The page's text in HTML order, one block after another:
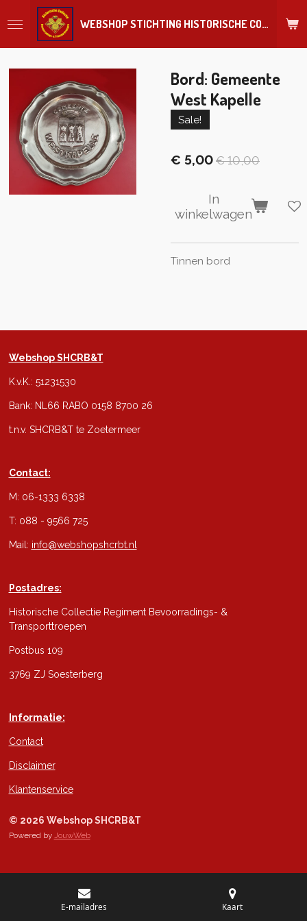
direct
WEBSHOP STICHTING HISTORISCHE COLLECTIE REGIMENT
Bord: Gemeente
West Kapelle
Sale!
€ 5,00 € 10,00
In
winkelwagen
Tinnen bord
Webshop SHCRB&T
K.v.K.: 51231530
Bank: NL66 RABO 0158 8700 26
t.n.v. SHCRB&T te Zoetermeer
Contact:
M: 06-1333 6338
T: 088 - 9566 725
Mail: info@webshopshcrbt.nl
Postadres:
Historische Collectie Regiment Bevoorradings- &
Transporttroepen
Postbus 109
3769 ZJ Soesterberg
Informatie:
Contact
Disclaimer
Klantenservice
© 2026 Webshop SHCRB&T
Powered by JouwWeb
E-mailadres Kaart